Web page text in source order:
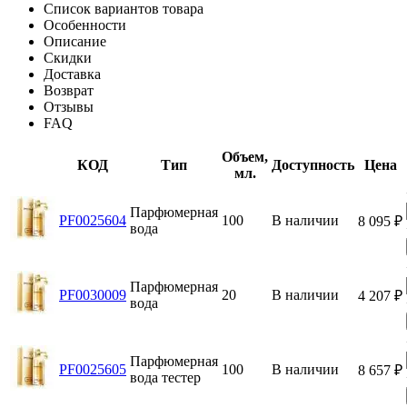
Список вариантов товара
Особенности
Описание
Скидки
Доставка
Возврат
Отзывы
FAQ
КОД Тип
Объем,
мл.
Доступность Цена
PF0025604
Парфюмерная
вода
100 В наличии 8 095 ₽
PF0030009
Парфюмерная
вода
20 В наличии 4 207 ₽
PF0025605
Парфюмерная
вода тестер
100 В наличии 8 657 ₽